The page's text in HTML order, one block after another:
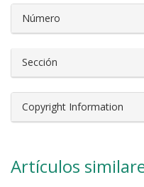
Número
Sección
Copyright Information
Artículos